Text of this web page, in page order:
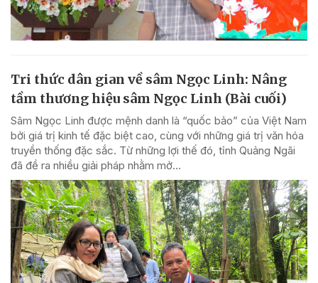
Tri thức dân gian về sâm Ngọc Linh: Nâng
tầm thương hiệu sâm Ngọc Linh (Bài cuối)
Sâm Ngọc Linh được mệnh danh là “quốc bảo” của Việt Nam
bởi giá trị kinh tế đặc biệt cao, cùng với những giá trị văn hóa
truyền thống đặc sắc. Từ những lợi thế đó, tỉnh Quảng Ngãi
đã đề ra nhiều giải pháp nhằm mở...